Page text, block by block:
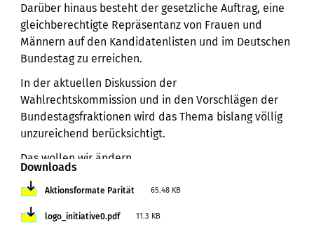
Darüber hinaus besteht der gesetzliche Auftrag, eine
gleichberechtigte Repräsentanz von Frauen und
Männern auf den Kandidatenlisten und im Deutschen
Bundestag zu erreichen.
In der aktuellen Diskussion der
Wahlrechtskommission und in den Vorschlägen der
Bundestagsfraktionen wird das Thema bislang völlig
unzureichend berücksichtigt.
Das wollen wir ändern.
Wir, die Initiative #ParitätJetzt! - ein solidarischer
Zusammenschluss von Frauen und Männern aus
verschiedenen Verbänden, Organisationen und
Downloads
DateiAktionsformate Parität 65.48 KB
Dateilogo_initiative0.pdf 11.3 KB